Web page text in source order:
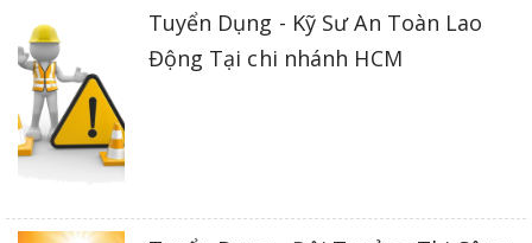
Tuyển Dụng - Kỹ Sư An Toàn Lao
Động Tại chi nhánh HCM